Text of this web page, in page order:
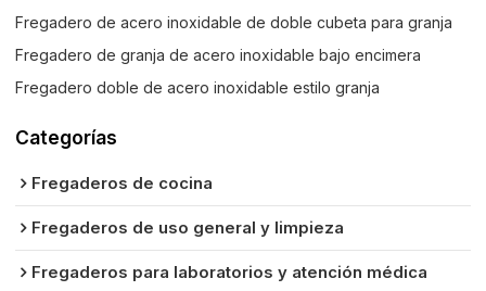
Fregadero de acero inoxidable de doble cubeta para granja
Fregadero de granja de acero inoxidable bajo encimera
Fregadero doble de acero inoxidable estilo granja
Categorías
Fregaderos de cocina
Fregaderos de uso general y limpieza
Fregaderos para laboratorios y atención médica